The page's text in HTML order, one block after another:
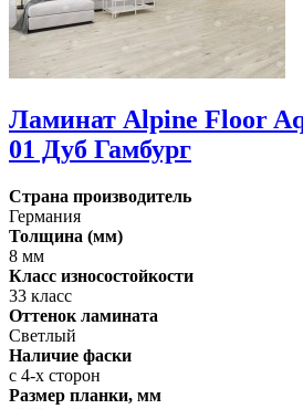
Ламинат Alpine Floor
01 Дуб Гамбург
Страна производитель
Германия
Толщина (мм)
8 мм
Класс износостойкости
33 класс
Оттенок ламината
Светлый
Наличие фаски
с 4-х сторон
Размер планки, мм